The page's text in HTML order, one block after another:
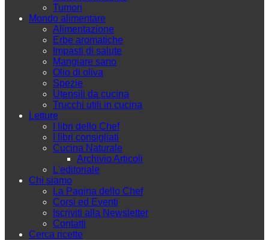
Tumori
Mondo alimentare
Alimentazione
Erbe aromatiche
Impasti di salute
Mangiare sano
Olio di oliva
Spezie
Utensili da cucina
Trucchi utili in cucina
Letture
I libri dello Chef
I libri consigliati
Cucina Naturale
Archivio Articoli
L'editoriale
Chi siamo
La Pagina dello Chef
Corsi ed Eventi
Iscriviti alla Newsletter
Contatti
Cerca ricette